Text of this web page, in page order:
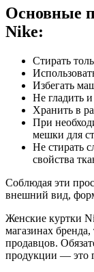
Основные
Nike:
Стирать
Избегать
Не гладить
Хранить в
При
мешки для
Не стирать
свойства
Соблюдая эти
внешний вид,
Женские куртки
магазинах
продавцов.
продукции — это